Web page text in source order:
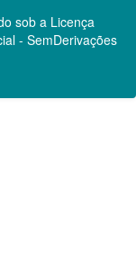
sob a Licença
- SemDerivações